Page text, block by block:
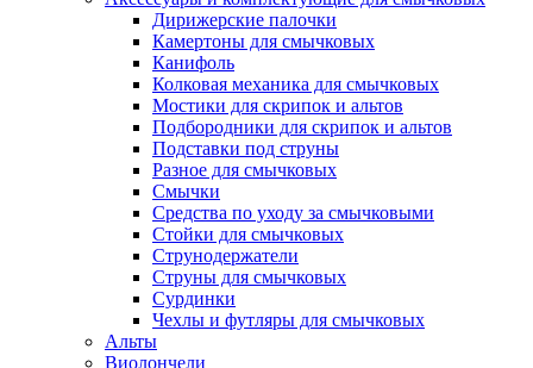
Дирижерские палочки
Камертоны для смычковых
Канифоль
Колковая механика для смычковых
Мостики для скрипок и альтов
Подбородники для скрипок и альтов
Подставки под струны
Разное для смычковых
Смычки
Средства по уходу за смычковыми
Стойки для смычковых
Струнодержатели
Струны для смычковых
Сурдинки
Чехлы и футляры для смычковых
Альты
Виолончели